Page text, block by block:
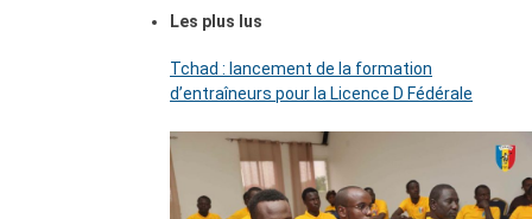
Les plus lus
Tchad : lancement de la formation
d’entraîneurs pour la Licence D Fédérale